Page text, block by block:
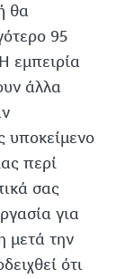
θα
95
εμπειρία
άλλα
υποκείμενο
περί
σας
για
μετά την
ότι